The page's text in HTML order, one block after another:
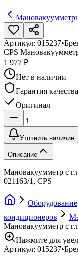
Артикул: 015237•
CPS
1 977 ₽
Нет в наличии
Гарантия качества
Оригинал
Уточнить наличие
Описание
Мановакуумметр с
021163/1, CPS
Оборудование
кондиционеров
Мановакуумметр с
Нажмите для
Артикул: 015237•